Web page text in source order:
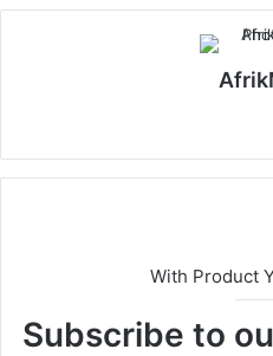
With Product
Subscribe to